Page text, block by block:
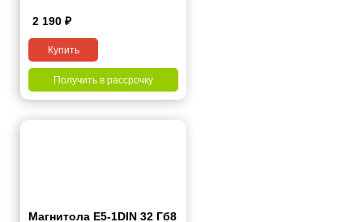
2 190 ₽
Купить
Получить в рассрочку
Магнитола E5-1DIN 32 Гб8